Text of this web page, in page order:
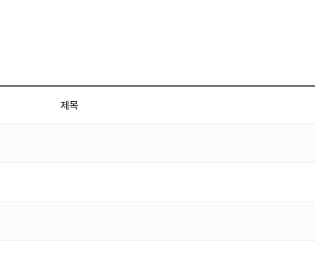
제목